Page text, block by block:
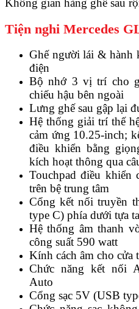
Không gian hàng ghế sau
Tiện nghi Mercedes
Ghế người lái & hành
điện
Bộ nhớ 3 vị trí cho
chiếu hậu bên ngoài
Lưng ghế sau gập lại
Hệ thống giải trí thế
cảm ứng 10.25-inch;
điều khiển bằng
kích hoạt thông qua
Touchpad điều khiển
trên bệ trung tâm
Cổng kết nối truyền
type C) phía dưới tựa
Hệ thống âm thanh
công suất 590 watt
Kính cách âm cho cửa
Chức năng kết nối
Auto
Cổng sạc 5V (USB